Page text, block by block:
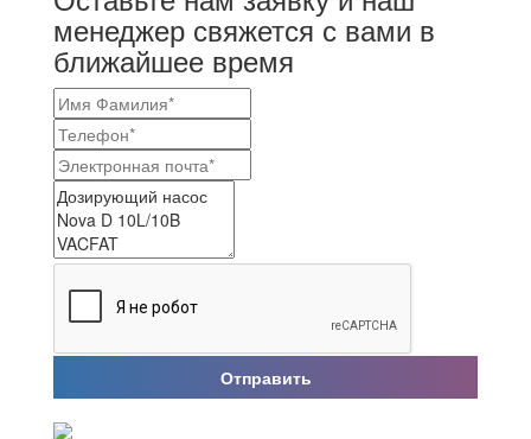
менеджер свяжется с вами в
ближайшее время
Отправить